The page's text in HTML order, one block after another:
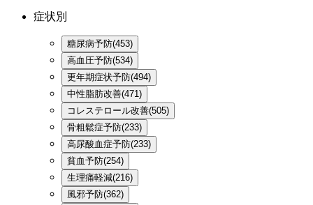
症状別
糖尿病予防(453)
高血圧予防(534)
更年期症状予防(494)
中性脂肪改善(471)
コレステロール改善(505)
骨粗鬆症予防(233)
高尿酸血症予防(233)
貧血予防(254)
生理痛軽減(216)
風邪予防(362)